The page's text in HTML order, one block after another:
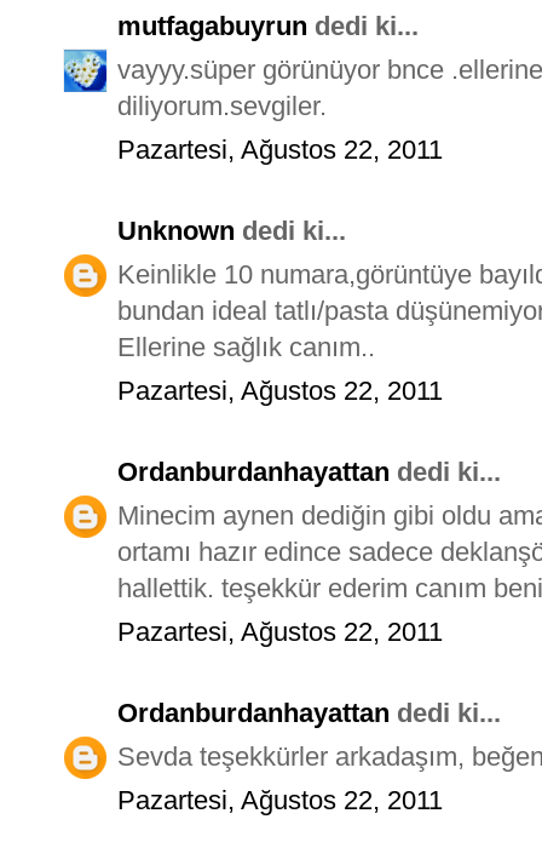
mutfagabuyrun dedi ki...
vayyy.süper görünüyor bnce
diliyorum.sevgiler.
Pazartesi, Ağustos 22, 2011
Unknown dedi ki...
Keinlikle 10 numara,görüntüye
bundan ideal tatlı/pasta
Ellerine sağlık canım..
Pazartesi, Ağustos 22, 2011
Ordanburdanhayattan dedi ki...
Minecim aynen dediğin gibi oldu
ortamı hazır edince sadece
hallettik. teşekkür ederim canım
Pazartesi, Ağustos 22, 2011
Ordanburdanhayattan dedi ki...
Sevda teşekkürler arkadaşım,
Pazartesi, Ağustos 22, 2011